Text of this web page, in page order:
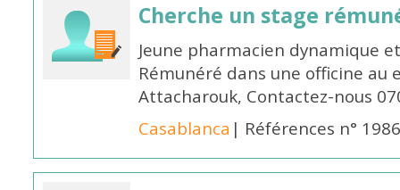
Cherche un stage
Jeune pharmacien dynamique
Rémunéré dans une officine au
Attacharouk, Contactez-nous
Casablanca | Références n°